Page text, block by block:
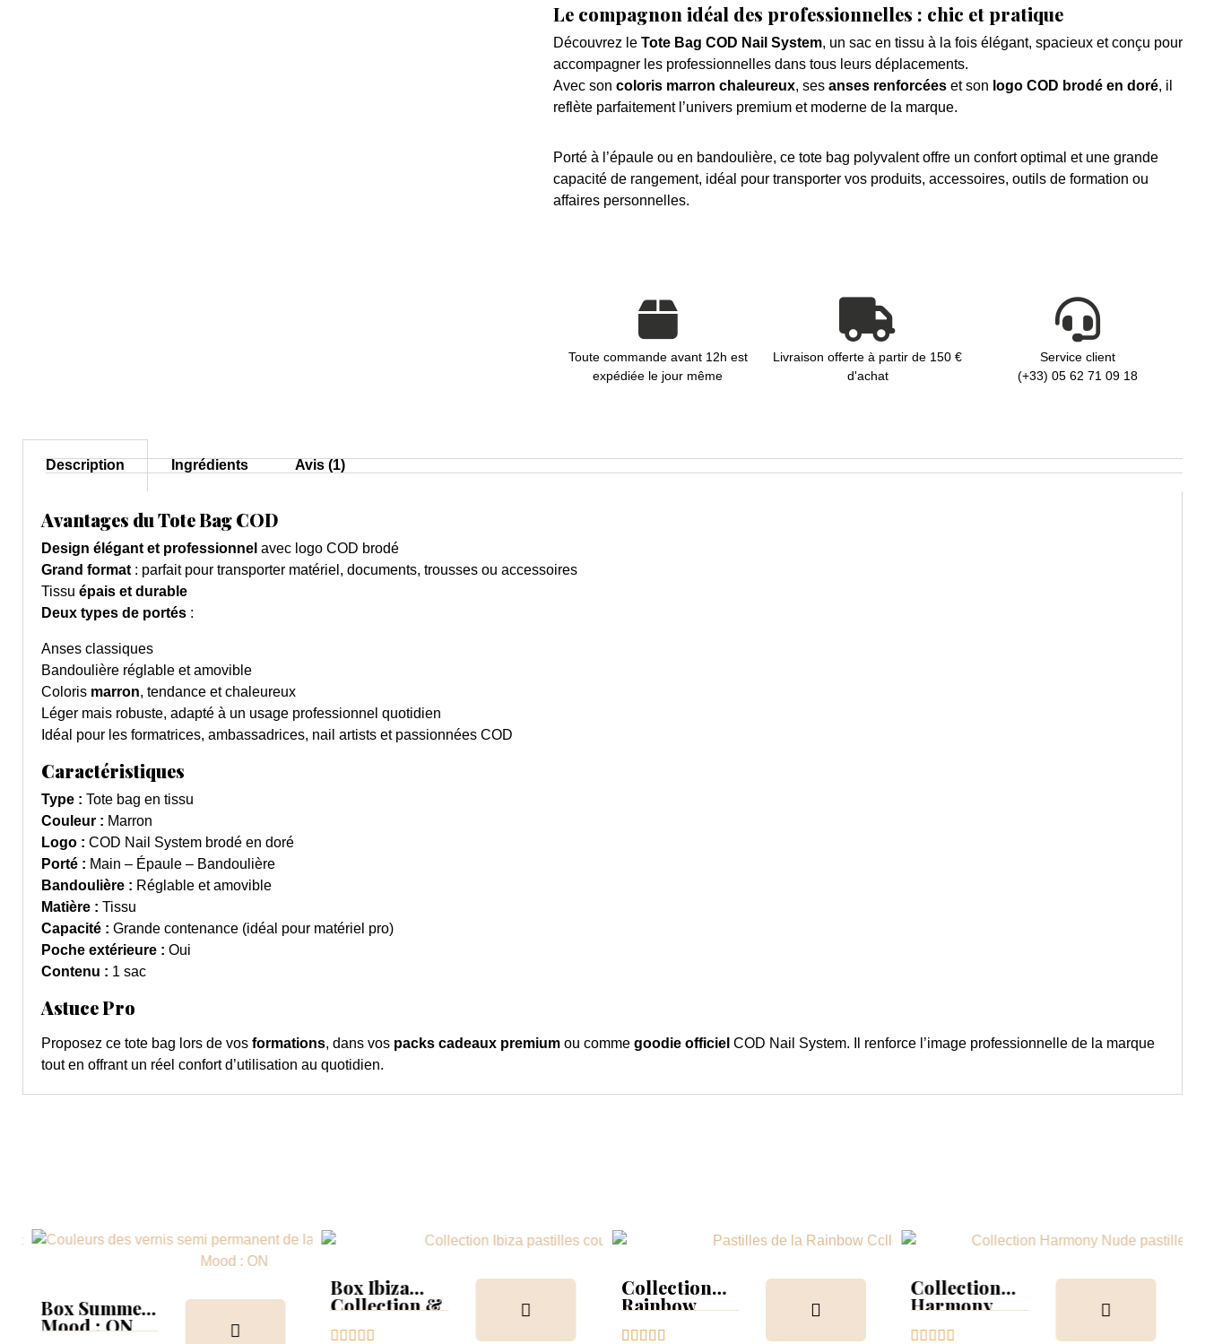
Le compagnon idéal des professionnelles : chic et pratique
Découvrez le Tote Bag COD Nail System, un sac en tissu à la fois élégant, spacieux et conçu pour
accompagner les professionnelles dans tous leurs déplacements.
Avec son coloris marron chaleureux, ses anses renforcéeset son logo COD brodé en doré, il
reflète parfaitement l’univers premium et moderne de la marque.
Porté à l’épaule ou en bandoulière, ce tote bag polyvalent offre un confort optimal et une grande
capacité de rangement, idéal pour transporter vos produits, accessoires, outils de formation ou
affaires personnelles.
Toute commande avant 12h est
expédiée le jour même
Livraison offerte à partir de 150 €
d'achat
Service client
(+33) 05 62 71 09 18
Description Ingrédients Avis (1)
Avantages du Tote Bag COD
Design élégant et professionnel avec logo COD brodé
Grand format: parfait pour transporter matériel, documents, trousses ou accessoires
Tissu épais et durable
Deux types de portés :
Anses classiques
Bandoulière réglable et amovible
Coloris marron, tendance et chaleureux
Léger mais robuste, adapté à un usage professionnel quotidien
Idéal pour les formatrices, ambassadrices, nail artists et passionnées COD
Caractéristiques
Type : Tote bag en tissu
Couleur : Marron
Logo : COD Nail System brodé en doré
Porté : Main – Épaule – Bandoulière
Bandoulière : Réglable et amovible
Matière : Tissu
Capacité : Grande contenance (idéal pour matériel pro)
Poche extérieure : Oui
Contenu : 1 sac
Astuce Pro
Proposez ce tote bag lors de vos formations, dans vos packs cadeaux premium ou comme goodie officiel COD Nail System. Il renforce l’image professionnelle de la marque
tout en offrant un réel confort d’utilisation au quotidien.
Box Summer
Mood : ON
Box Ibiza
Collection &
    
Collection
Rainbow
    
Collection
Harmony
    